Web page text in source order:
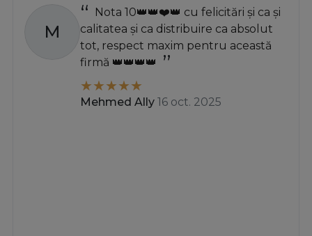
M
Nota 10👑👑❤️👑 cu felicitări și ca și
calitatea și ca distribuire ca absolut
tot, respect maxim pentru această
firmă 👑👑👑👑
Mehmed Ally 16 oct. 2025